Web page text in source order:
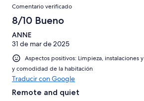
Comentario verificado
8/10 Bueno
ANNE
31 de mar de 2025
Aspectos positivos: Limpieza, instalaciones
y comodidad de la habitación
Traducir con Google
Remote and quiet